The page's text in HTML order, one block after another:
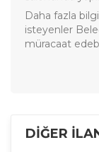
Daha fazla
isteyenler
müracaat
DİĞER